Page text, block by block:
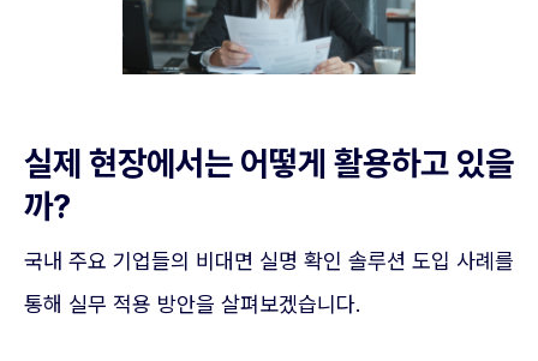
실제 현장에서는 어떻게 활용하고 있을
까?
국내 주요 기업들의 비대면 실명 확인 솔루션 도입 사례를
통해 실무 적용 방안을 살펴보겠습니다.